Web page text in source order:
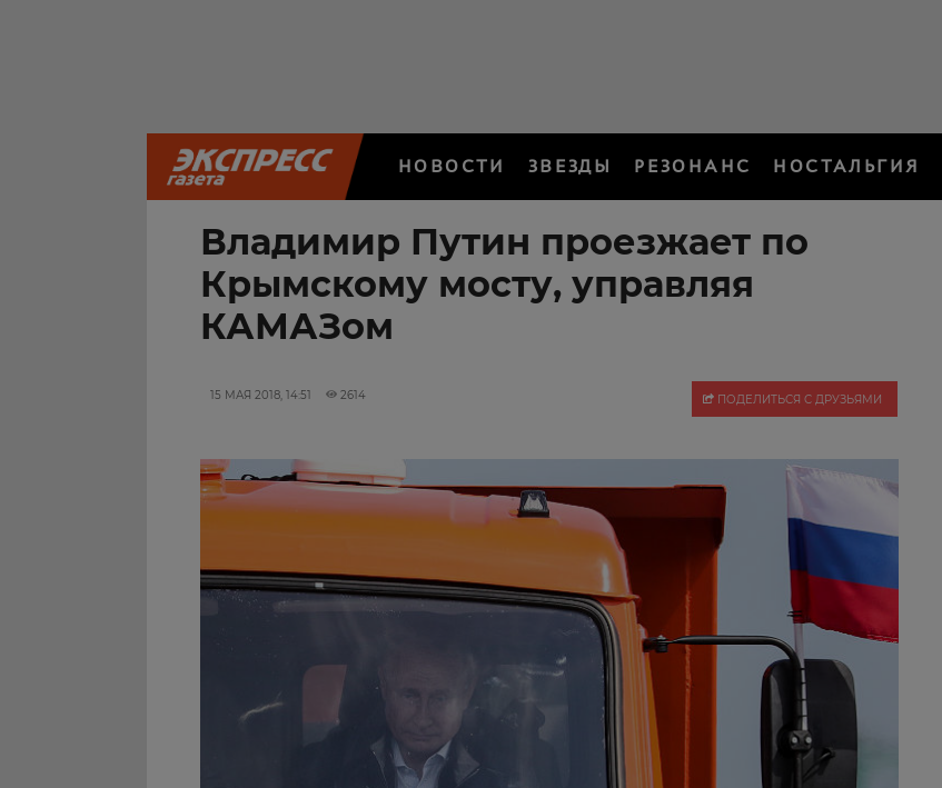
НОВОСТИ ЗВЕЗДЫ РЕЗОНАНС НОСТАЛЬГИЯ
Владимир Путин проезжает по
Крымскому мосту, управляя
КАМАЗом
15 МАЯ 2018, 14:51 2614 ПОДЕЛИТЬСЯ С ДРУЗЬЯМИ